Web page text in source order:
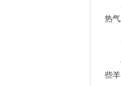
2
热
3
4
些